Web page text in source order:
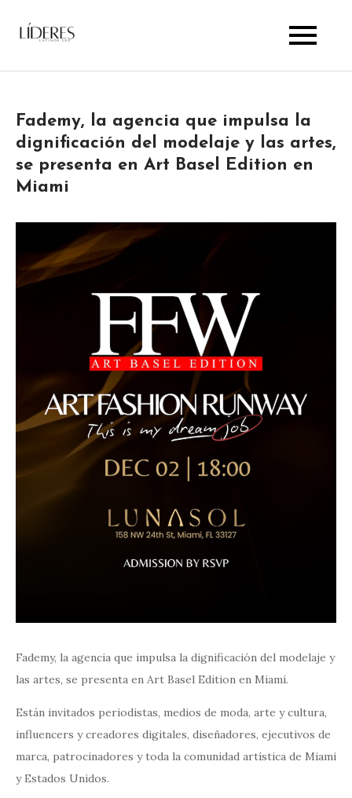
Fademy, la agencia que impulsa la
dignificación del modelaje y las artes,
se presenta en Art Basel Edition en
Miami
Fademy, la agencia que impulsa la dignificación del modelaje y
las artes, se presenta en Art Basel Edition en Miami.
Están invitados periodistas, medios de moda, arte y cultura,
influencers y creadores digitales, diseñadores, ejecutivos de
marca, patrocinadores y toda la comunidad artística de Miami
y Estados Unidos.